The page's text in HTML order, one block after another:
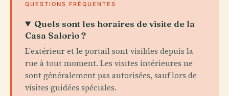
QUESTIONS FRÉQUENTES
Quels sont les horaires de visite de la
Casa Salorio ?
L'extérieur et le portail sont visibles depuis la
rue à tout moment. Les visites intérieures ne
sont généralement pas autorisées, sauf lors de
visites guidées spéciales.